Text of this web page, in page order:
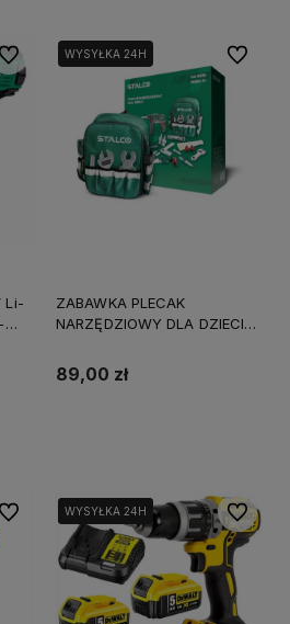
Li-
Do ulubionychWYSYŁKA 24H
ZABAWKA PLECAK
NARZĘDZIOWY DLA DZIECI
89,00 zł
Do
Do ulubionychWYSYŁKA 24H
WYSYŁKA 24H Do